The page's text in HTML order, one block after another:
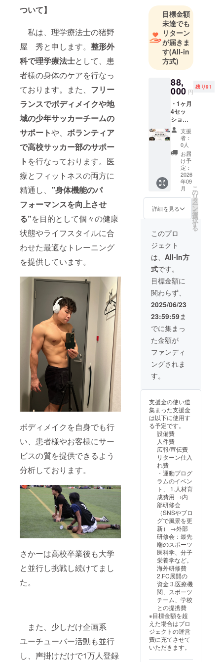
ついて】
私は、理学療法士の猪野
屋 秀と申します。 整形外
科で理学療法士として、患
者様の身体のケアを行なっ
ております。また、 フリー
ランスでボディメイクや地
域の少年サッカーチームの
サポートや、 ボランティア
で高校サッカー部のサポー
ト を行なっております。医
療とフィットネスの両方に
精通し、 ”身体機能のパ
フォーマンスを向上させ
る”を目的として個々の健康
状態やライフスタイルに合
わせた最適なトレーニング
を提供しています。
ボディメイクを自身でも行
い、患者様やお客様にサー
ビスの質を提供できるよう
分析しております。
さかーは高校卒業後も大学
と並行し挑戦し続けてまし
た。
また、少しだけ企画系
ユーチューバー活動も並行
し、声掛けだけで1万人登録
者のサポー
トも手掛け
ておりま
す。
患者様や
さまから
くい慢性痛
やスポーツ
復帰の不
安、復帰後
に思うよう
に身体が動
かせず競技
を断念され
るケース、
さらには他
人のパーソ
ナルトレー
ニング中に
起きた怪我
などのご相
談を多くい
ただいてお
ります。
近年は、
スポーツ人
口や働く
人々が増加
するにつ
れ、怪我や
慢性疲労、
慢性痛に悩
む方も増え
ているのが
現状です。
私は、これ
らの課題を
解決すべ
く、日本全
国のあらゆ
る世代の
方々の身体
の「根本」
からの改善
を目指し、
質の高いセ
ラピストや
トレーナー
が協力する
パフォーマ
ンスジムの
拡大に取り
組んでいま
す。
目標金額
未達でも
リターン
が届きま
す(All-in
方式)
88,
000 円
残り91
・1ヶ月
4セッ
ション
（50分-
１回）
を2ヶ月
分 ・ト
レーニ
ングメ
ニュー
は、お
客様の
体のお
悩みを
お伺い
し、適
切なコ
ンディ
ショニ
ング&ト
レーニ
ングを
行いま
す。
（両方
or片方
など選
択可
能） 法
令に基
づく医
療、診
療行為
ではご
効果に
差がご
ざいま
すこと
をあら
かじめ
ご了承
くださ
い。 有
限：
2026年
7月から
2027年
1月
支援
者：
0人
お届
け予
定：
2026
年09
月
詳細を見る
こ
の
リ
タ
ー
ン
を
選
択
す
る
このプロ
ジェクト
は、 All-In方
式です。
目標金額に
関わらず、
2025/06/23
23:59:59ま
でに集まっ
た金額が
ファンディ
ングされま
す。
支援金の使い道
集まった支援金
は以下に使用す
る予定です。
設備費
人件費
広報/宣伝費
リターン仕入
れ費
・運動プログ
ラムのイベン
ト、 1.人材育
成費用 →内
部研修会
（SNSやブロ
グで風景を更
新） →外部
研修会：最先
端のスポーツ
医科学、分子
栄養学など。
海外研修費
2.FC展開の
資金 3.医療機
関、スポーツ
チーム、学校
との提携費
※目標金額を超
えた場合はプロ
ジェクトの運営
費に充てさせて
いただきます。